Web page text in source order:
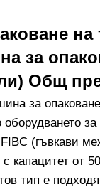
на
за
Общ
за
оборудването
(гъвкави
капацитет от
тип е